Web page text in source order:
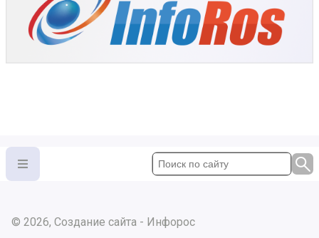
© 2026, Создание сайта - Инфорос